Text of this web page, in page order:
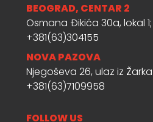
BEOGRAD, CENTAR 2
Osmana Đikića 30a, lokal 1;
+381(63)304155
NOVA PAZOVA
Njegoševa 26, ulaz iz
+381(63)7109958